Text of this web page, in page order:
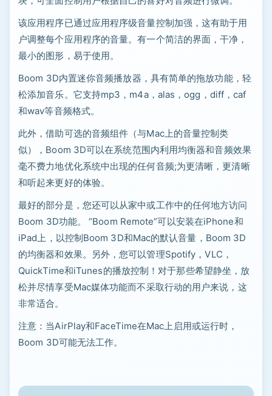
该应用程序已通过应用程序级音量控制加强，这有助于用
户调整每个应用程序的音量。有一个简洁的界面，干净，
最小的图形，易于使用。
Boom 3D内置迷你音频播放器，具有简单的拖放功能，轻
松添加音乐。它支持mp3，m4a，alas，ogg，diff，caf
和wav等音频格式。
此外，借助可选的音频组件（与Mac上的音量控制类
似），Boom 3D可以在系统范围内利用均衡器和音频效果
毫不费力地优化系统中出现的任何音频;为更清晰，更清晰
和听起来更好的体验。
最好的部分是，您还可以从家中或工作中的任何地方访问
Boom 3D功能。 “Boom Remote”可以安装在iPhone和
iPad上，以控制Boom 3D和Mac的默认音量，Boom 3D
的均衡器和效果。另外，您可以管理Spotify，VLC，
QuickTime和iTunes的播放控制！对于那些希望静坐，放
松并尽情享受Mac媒体功能而不采取行动的用户来说，这
非常适合。
注意：当AirPlay和FaceTime在Mac上启用或运行时，
Boom 3D可能无法工作。